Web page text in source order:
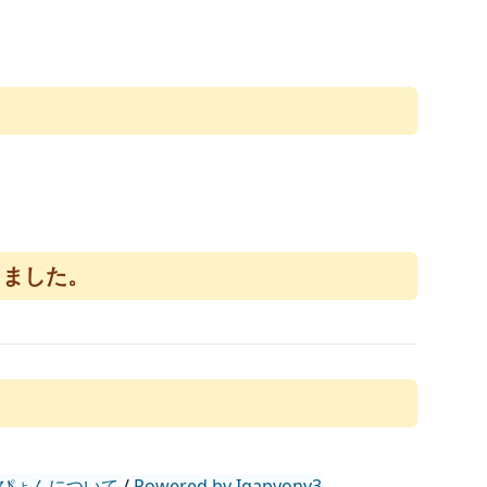
した。